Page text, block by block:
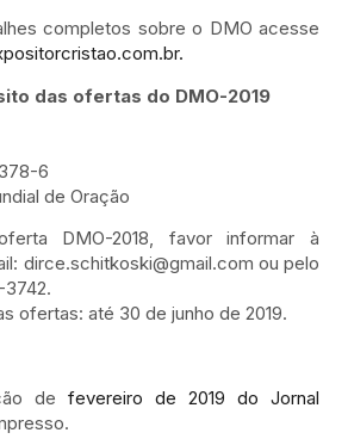
completos sobre o DMO acesse
das ofertas do DMO-2019
6
de Oração
DMO-2018, favor informar à
dirce.schitkoski@gmail.com ou pelo
ofertas: até 30 de junho de 2019.
de fevereiro de 2019 do Jornal